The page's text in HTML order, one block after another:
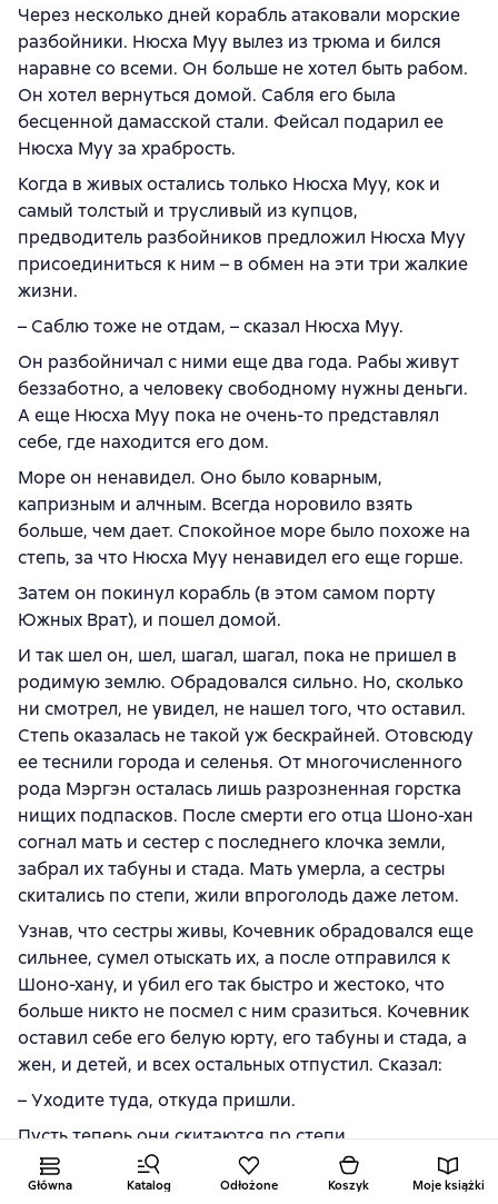
Główna Katalog Odłożone Koszyk Moje książki
Через несколько дней корабль атаковали морские
разбойники. Нюсха Муу вылез из трюма и бился
наравне со всеми. Он больше не хотел быть рабом.
Он хотел вернуться домой. Сабля его была
бесценной дамасской стали. Фейсал подарил ее
Нюсха Муу за храбрость.
Когда в живых остались только Нюсха Муу, кок и
самый толстый и трусливый из купцов,
предводитель разбойников предложил Нюсха Муу
присоединиться к ним – в обмен на эти три жалкие
жизни.
– Саблю тоже не отдам, – сказал Нюсха Муу.
Он разбойничал с ними еще два года. Рабы живут
беззаботно, а человеку свободному нужны деньги.
А еще Нюсха Муу пока не очень-то представлял
себе, где находится его дом.
Море он ненавидел. Оно было коварным,
капризным и алчным. Всегда норовило взять
больше, чем дает. Спокойное море было похоже на
степь, за что Нюсха Муу ненавидел его еще горше.
Затем он покинул корабль (в этом самом порту
Южных Врат), и пошел домой.
И так шел он, шел, шагал, шагал, пока не пришел в
родимую землю. Обрадовался сильно. Но, сколько
ни смотрел, не увидел, не нашел того, что оставил.
Степь оказалась не такой уж бескрайней. Отовсюду
ее теснили города и селенья. От многочисленного
рода Мэргэн осталась лишь разрозненная горстка
нищих подпасков. После смерти его отца Шоно-хан
согнал мать и сестер с последнего клочка земли,
забрал их табуны и стада. Мать умерла, а сестры
скитались по степи, жили впроголодь даже летом.
Узнав, что сестры живы, Кочевник обрадовался еще
сильнее, сумел отыскать их, а после отправился к
Шоно-хану, и убил его так быстро и жестоко, что
больше никто не посмел с ним сразиться. Кочевник
оставил себе его белую юрту, его табуны и стада, а
жен, и детей, и всех остальных отпустил. Сказал:
– Уходите туда, откуда пришли.
Пусть теперь они скитаются по степи.
Никто никогда не смог бы назвать Шоно-хана
богачом. Табун был небольшой, голов в полсотни, а